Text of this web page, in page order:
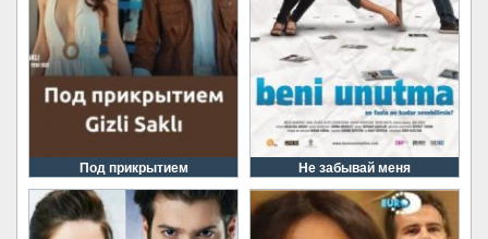
Под прикрытием Не забывай меня